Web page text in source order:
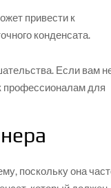
привести к
конденсата.
Если вам
профессионалам для
поскольку она